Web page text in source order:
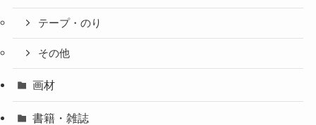
テープ・のり
その他
画材
書籍・雑誌